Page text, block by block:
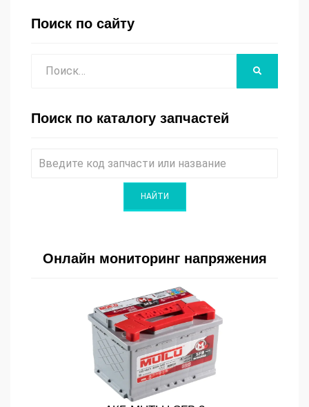
Поиск по сайту
Поиск по каталогу запчастей
Онлайн мониторинг напряжения